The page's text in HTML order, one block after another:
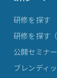
研修を探す
研修を探す
公開セミナー
ブレンディ